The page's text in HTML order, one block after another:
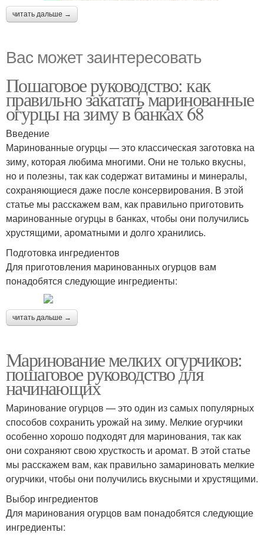
читать дальше →
Вас может заинтересовать
Пошаговое руководство: как
правильно закатать маринованные
огурцы на зиму в банках 68
Введение
Маринованные огурцы — это классическая заготовка на
зиму, которая любима многими. Они не только вкусны,
но и полезны, так как содержат витамины и минералы,
сохраняющиеся даже после консервирования. В этой
статье мы расскажем вам, как правильно приготовить
маринованные огурцы в банках, чтобы они получились
хрустящими, ароматными и долго хранились.
Подготовка ингредиентов
Для приготовления маринованных огурцов вам
понадобятся следующие ингредиенты:
читать дальше →
Маринование мелких огурчиков:
пошаговое руководство для
начинающих
Маринование огурцов — это один из самых популярных
способов сохранить урожай на зиму. Мелкие огурчики
особенно хорошо подходят для маринования, так как
они сохраняют свою хрусткость и аромат. В этой статье
мы расскажем вам, как правильно замариновать мелкие
огурчики, чтобы они получились вкусными и хрустящими.
Выбор ингредиентов
Для маринования огурцов вам понадобятся следующие
ингредиенты: